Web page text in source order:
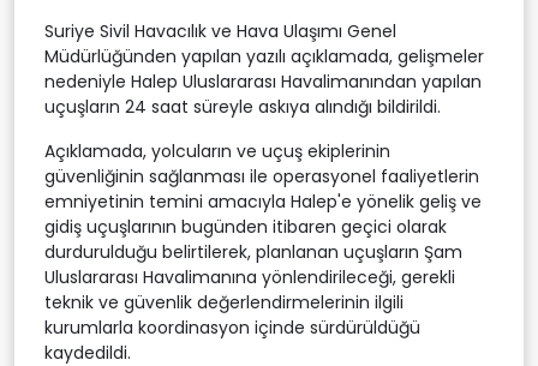
Suriye Sivil Havacılık ve Hava Ulaşımı Genel
Müdürlüğünden yapılan yazılı açıklamada, gelişmeler
nedeniyle Halep Uluslararası Havalimanından yapılan
uçuşların 24 saat süreyle askıya alındığı bildirildi.
Açıklamada, yolcuların ve uçuş ekiplerinin
güvenliğinin sağlanması ile operasyonel faaliyetlerin
emniyetinin temini amacıyla Halep'e yönelik geliş ve
gidiş uçuşlarının bugünden itibaren geçici olarak
durdurulduğu belirtilerek, planlanan uçuşların Şam
Uluslararası Havalimanına yönlendirileceği, gerekli
teknik ve güvenlik değerlendirmelerinin ilgili
kurumlarla koordinasyon içinde sürdürüldüğü
kaydedildi.